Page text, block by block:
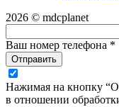
2026 © mdcplanet
Ваш номер телефона *
Отправить
Нажимая на кнопку
в отношении